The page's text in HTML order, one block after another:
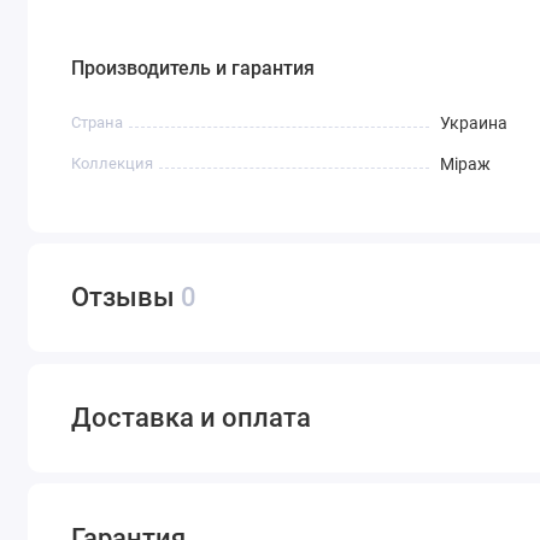
Производитель и гарантия
Страна Украина
Коллекция Міраж
Отзывы 0
Доставка и оплата